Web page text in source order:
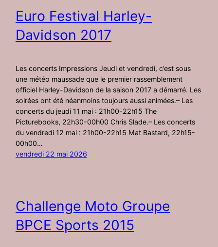
Euro Festival Harley-
Davidson 2017
Les concerts Impressions Jeudi et vendredi, c’est sous
une météo maussade que le premier rassemblement
officiel Harley-Davidson de la saison 2017 a démarré. Les
soirées ont été néanmoins toujours aussi animées.– Les
concerts du jeudi 11 mai : 21h00-22h15 The
Picturebooks, 22h30-00h00 Chris Slade.– Les concerts
du vendredi 12 mai : 21h00-22h15 Mat Bastard, 22h15-
00h00…
vendredi 22 mai 2026
Challenge Moto Groupe
BPCE Sports 2015